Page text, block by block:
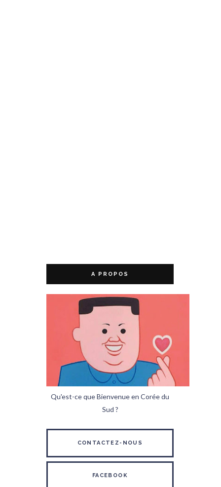
A PROPOS
Qu'est-ce que Bienvenue en Corée du
Sud ?
CONTACTEZ-NOUS
FACEBOOK